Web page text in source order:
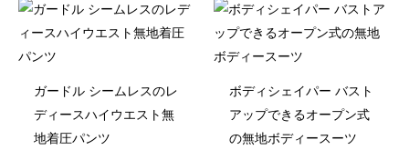
ガードル シームレスのレ
ディースハイウエスト無
地着圧パンツ
ボディシェイパー バスト
アップできるオープン式
の無地ボディースーツ